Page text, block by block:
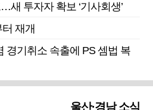
새 투자자 확보 ‘기사회생’
재개
기취소 속출에 PS 셈법 복
울산·경남 소식